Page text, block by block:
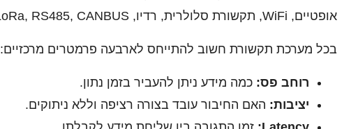
אופטיים, WiFi, תקשורת סלולרית, רדיו, Bluetooth, LoRa, RS485, CANBUS ועוד.
בכל מערכת תקשורת חשוב להתייחס לארבעה פרמטרים מרכזיים:
רוחב פס: כמה מידע ניתן להעביר בזמן נתון.
יציבות: האם החיבור עובד בצורה רציפה וללא ניתוקים.
Latency: זמן התגובה בין שליחת מידע לקבלתו.